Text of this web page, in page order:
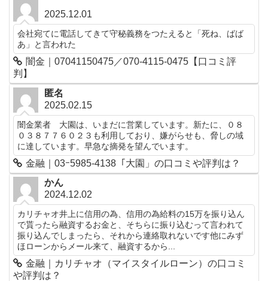
2025.12.01
会社宛てに電話してきて守秘義務をつたえると「死ね、ばば
あ」と言われた
闇金｜07041150475／070-4115-0475【口コミ評
判】
匿名
2025.02.15
闇金業者 大園は、いまだに営業しています。新たに、０８
０３８７７６０２３も利用しており、嫌がらせも、脅しの域
に達しています。早急な摘発を望んでいます。
金融｜03ｰ5985-4138「大園」の口コミや評判は？
かん
2024.12.02
カリチャオ井上に信用の為、信用の為給料の15万を振り込ん
で貰ったら融資するお金と、そちらに振り込むって言われて
振り込んでしまったら、それから連絡取れないです他にみず
ほローンからメール来て、融資するから...
金融｜カリチャオ（マイスタイルローン）の口コミ
や評判は？